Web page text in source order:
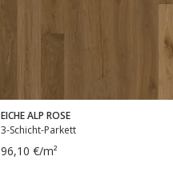
EICHE ALP ROSE
3-Schicht-Parkett
96,10 €/m²